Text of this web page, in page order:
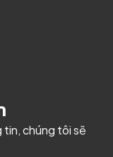
tin, chúng tôi sẽ